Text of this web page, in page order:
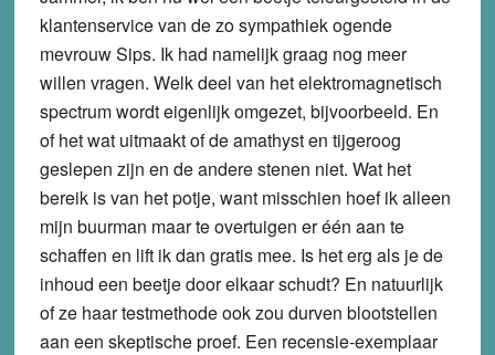
klantenservice van de zo sympathiek ogende
mevrouw Sips. Ik had namelijk graag nog meer
willen vragen. Welk deel van het elektromagnetisch
spectrum wordt eigenlijk omgezet, bijvoorbeeld. En
of het wat uitmaakt of de amathyst en tijgeroog
geslepen zijn en de andere stenen niet. Wat het
bereik is van het potje, want misschien hoef ik alleen
mijn buurman maar te overtuigen er één aan te
schaffen en lift ik dan gratis mee. Is het erg als je de
inhoud een beetje door elkaar schudt? En natuurlijk
of ze haar testmethode ook zou durven blootstellen
aan een skeptische proef. Een recensie-exemplaar